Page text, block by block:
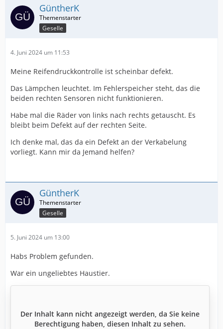
GüntherK
Geselle
4. Juni 2024 um 11:53
Meine Reifendruckkontrolle ist scheinbar defekt.
Das Lämpchen leuchtet. Im Fehlerspeicher steht, das die
beiden rechten Sensoren nicht funktionieren.
Habe mal die Räder von links nach rechts getauscht. Es
bleibt beim Defekt auf der rechten Seite.
Ich denke mal, das da ein Defekt an der Verkabelung
vorliegt. Kann mir da Jemand helfen?
GüntherK
Geselle
5. Juni 2024 um 13:00
Habs Problem gefunden.
War ein ungeliebtes Haustier.
Der Inhalt kann nicht angezeigt werden, da Sie keine
Berechtigung haben, diesen Inhalt zu sehen.